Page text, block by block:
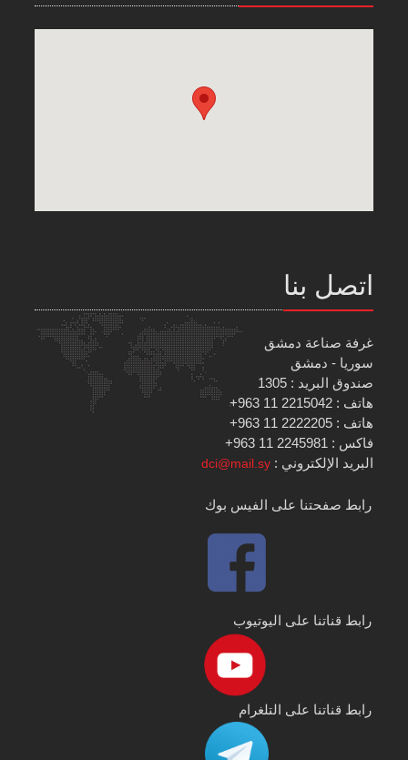
اتصل بنا
غرفة صناعة دمشق
سوريا - دمشق
صندوق البريد : 1305
هاتف : 2215042 11 963+
هاتف : 2222205 11 963+
فاكس : 2245981 11 963+
البريد الإلكتروني :dci@mail.sy
رابط صفحتنا على الفيس بوك
رابط قناتنا على اليوتيوب
رابط قناتنا على التلغرام